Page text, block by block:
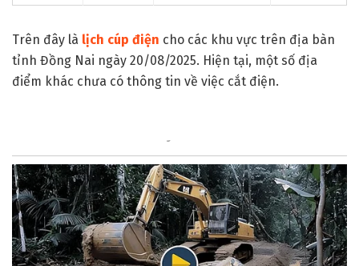
Trên đây là lịch cúp điện cho các khu vực trên địa bàn
tỉnh Đồng Nai ngày 20/08/2025. Hiện tại, một số địa
điểm khác chưa có thông tin về việc cắt điện.